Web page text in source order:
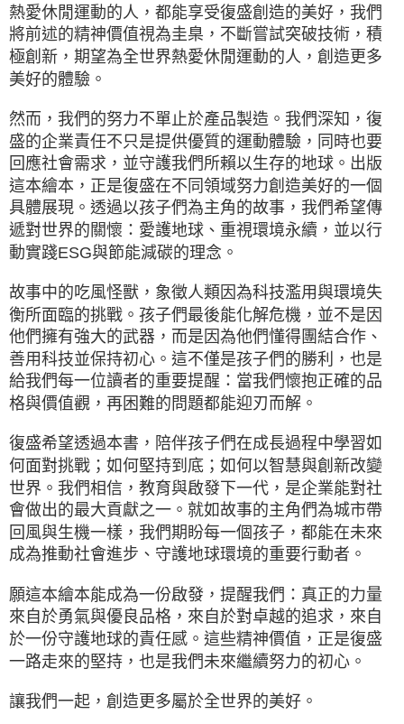
熱愛休閒運動的人，都能享受復盛創造的美好，我們
將前述的精神價值視為圭臬，不斷嘗試突破技術，積
極創新，期望為全世界熱愛休閒運動的人，創造更多
美好的體驗。
然而，我們的努力不單止於產品製造。我們深知，復
盛的企業責任不只是提供優質的運動體驗，同時也要
回應社會需求，並守護我們所賴以生存的地球。出版
這本繪本，正是復盛在不同領域努力創造美好的一個
具體展現。透過以孩子們為主角的故事，我們希望傳
遞對世界的關懷：愛護地球、重視環境永續，並以行
動實踐ESG與節能減碳的理念。
故事中的吃風怪獸，象徵人類因為科技濫用與環境失
衡所面臨的挑戰。孩子們最後能化解危機，並不是因
他們擁有強大的武器，而是因為他們懂得團結合作、
善用科技並保持初心。這不僅是孩子們的勝利，也是
給我們每一位讀者的重要提醒：當我們懷抱正確的品
格與價值觀，再困難的問題都能迎刃而解。
復盛希望透過本書，陪伴孩子們在成長過程中學習如
何面對挑戰；如何堅持到底；如何以智慧與創新改變
世界。我們相信，教育與啟發下一代，是企業能對社
會做出的最大貢獻之一。就如故事的主角們為城市帶
回風與生機一樣，我們期盼每一個孩子，都能在未來
成為推動社會進步、守護地球環境的重要行動者。
願這本繪本能成為一份啟發，提醒我們：真正的力量
來自於勇氣與優良品格，來自於對卓越的追求，來自
於一份守護地球的責任感。這些精神價值，正是復盛
一路走來的堅持，也是我們未來繼續努力的初心。
讓我們一起，創造更多屬於全世界的美好。